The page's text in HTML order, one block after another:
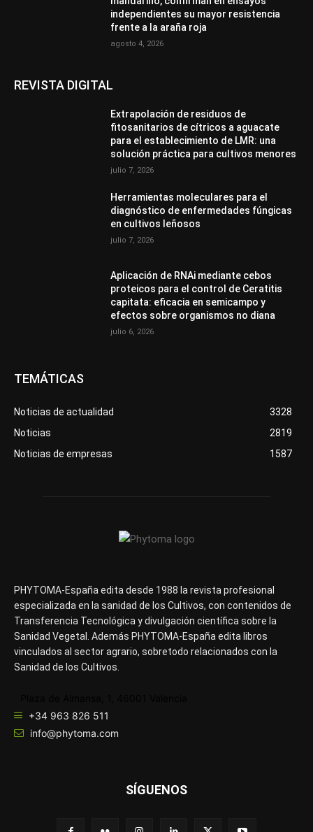
independientes su mayor resistencia
frente a la araña roja
agosto 4, 2026
REVISTA DIGITAL
Extrapolación de residuos de
fitosanitarios de cítricos a aguacate
para el establecimiento de LMR: una
solución práctica para cultivos menores
julio 7, 2026
Herramientas moleculares para el
diagnóstico de enfermedades fúngicas
en cultivos leñosos
julio 7, 2026
Aplicación de RNAi mediante cebos
proteicos para el control de Ceratitis
capitata: eficacia en semicampo y
efectos sobre organismos no diana
julio 6, 2026
TEMÁTICAS
Noticias de actualidad
3328
Noticias
2819
Noticias de empresas
1587
PHYTOMA-España edita desde 1988 la revista profesional
especializada en la sanidad de los Cultivos, con contenidos de
Transferencia Tecnológica y divulgación científica sobre la
Sanidad Vegetal. Además PHYTOMA-España edita libros
vinculados al sector agrario, sobretodo relacionados con la
Sanidad de los Cultivos.
+34 963 826 511
info@phytoma.com
SÍGUENOS